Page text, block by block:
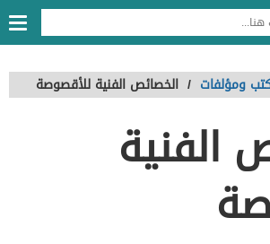
ومؤلفات / الخصائص الفنية للأقصوصة
الفنية